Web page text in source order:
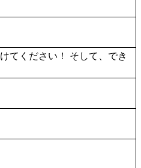
てください！ そして、でき